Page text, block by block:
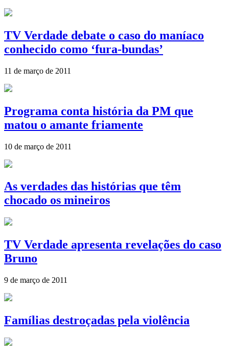
TV Verdade debate o caso do maníaco
conhecido como ‘fura-bundas’
11 de março de 2011
Programa conta história da PM que
matou o amante friamente
10 de março de 2011
As verdades das histórias que têm
chocado os mineiros
TV Verdade apresenta revelações do caso
Bruno
9 de março de 2011
Famílias destroçadas pela violência